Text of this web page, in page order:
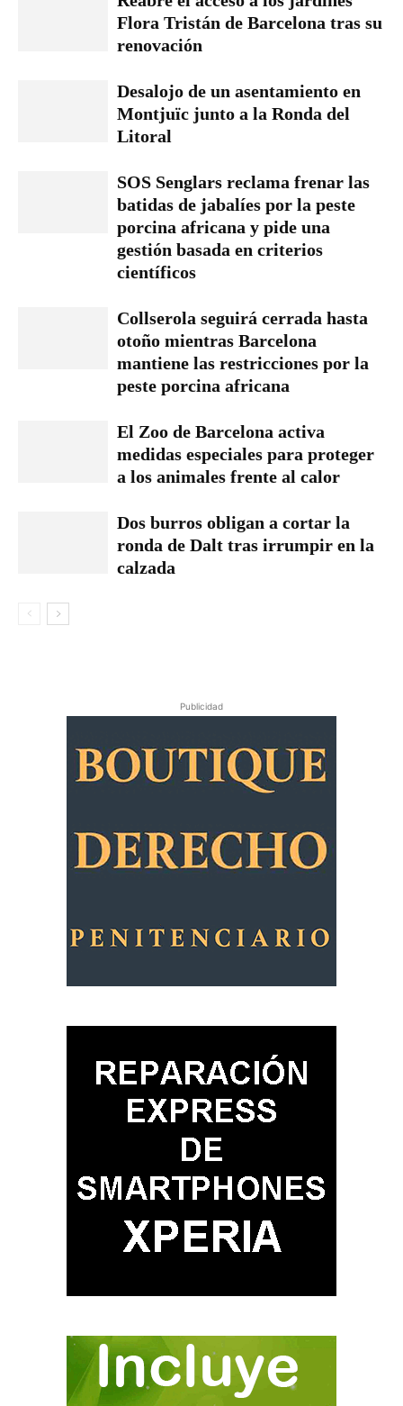
Flora Tristán de Barcelona tras su
renovación
Desalojo de un asentamiento en
Montjuïc junto a la Ronda del
Litoral
SOS Senglars reclama frenar las
batidas de jabalíes por la peste
porcina africana y pide una
gestión basada en criterios
científicos
Collserola seguirá cerrada hasta
otoño mientras Barcelona
mantiene las restricciones por la
peste porcina africana
El Zoo de Barcelona activa
medidas especiales para proteger
a los animales frente al calor
Dos burros obligan a cortar la
ronda de Dalt tras irrumpir en la
calzada
Publicidad